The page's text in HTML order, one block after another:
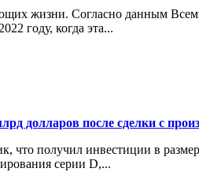
жизни. Согласно данным
году, когда эта...
долларов после сделки с
что получил инвестиции в
серии D,...